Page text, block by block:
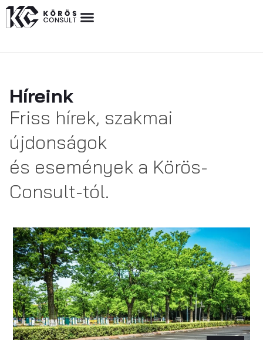
Híreink
Friss hírek, szakmai
újdonságok
és események a Körös-
Consult-tól.